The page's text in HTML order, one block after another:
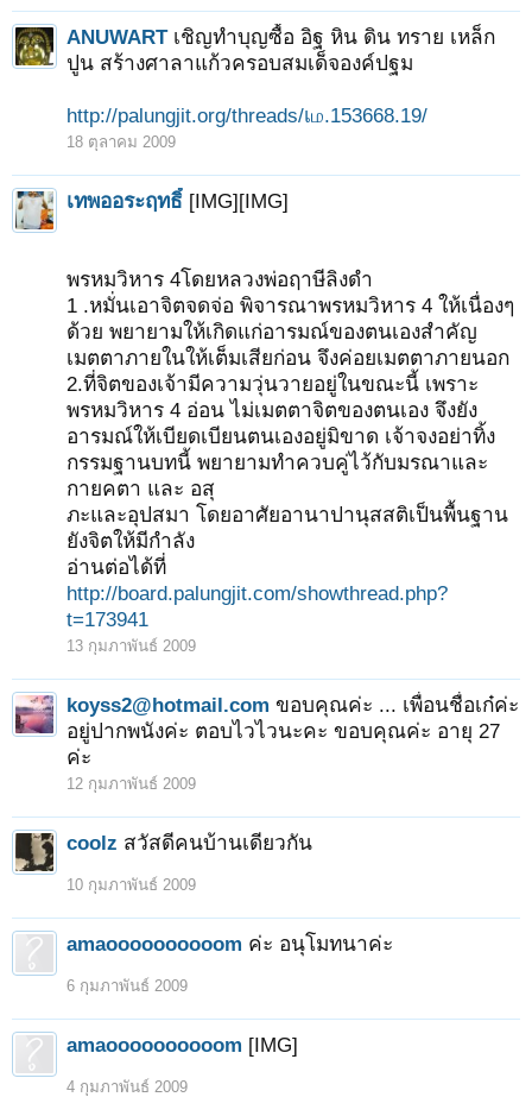
ANUWART เชิญทำบุญซื้อ อิฐ หิน ดิน ทราย เหล็ก
ปูน สร้างศาลาแก้วครอบสมเด็จองค์ปฐม
http://palungjit.org/threads/เம.153668.19/
18 ตุลาคม 2009
เทพออระฤทธิ์ [IMG][IMG]
พรหมวิหาร 4โดยหลวงพ่อฤาษีลิงดำ
1 .หมั่นเอาจิตจดจ่อ พิจารณาพรหมวิหาร 4 ให้เนื่องๆ
ด้วย พยายามให้เกิดแก่อารมณ์ของตนเองสำคัญ
เมตตาภายในให้เต็มเสียก่อน จึงค่อยเมตตาภายนอก
2.ที่จิตของเจ้ามีความวุ่นวายอยู่ในขณะนี้ เพราะ
พรหมวิหาร 4 อ่อน ไม่เมตตาจิตของตนเอง จึงยัง
อารมณ์ให้เบียดเบียนตนเองอยู่มิขาด เจ้าจงอย่าทิ้ง
กรรมฐานบทนี้ พยายามทำควบคู่ไว้กับมรณาและ
กายคตา และ อสุ
ภะและอุปสมา โดยอาศัยอานาปานุสสติเป็นพื้นฐาน
ยังจิตให้มีกำลัง
อ่านต่อได้ที่
http://board.palungjit.com/showthread.php?
t=173941
13 กุมภาพันธ์ 2009
koyss2@hotmail.com ขอบคุณค่ะ ... เพื่อนชื่อเก๋ค่ะ
อยู่ปากพนังค่ะ ตอบไวไวนะคะ ขอบคุณค่ะ อายุ 27
ค่ะ
12 กุมภาพันธ์ 2009
coolz สวัสดีคนบ้านเดียวกัน
10 กุมภาพันธ์ 2009
amaoooooooooom ค่ะ อนุโมทนาค่ะ
6 กุมภาพันธ์ 2009
amaoooooooooom [IMG]
4 กุมภาพันธ์ 2009
ถัดไป >